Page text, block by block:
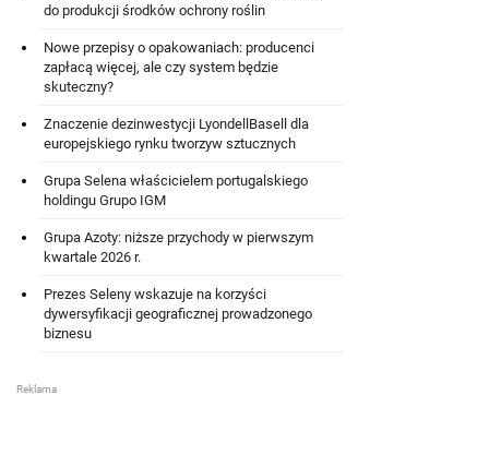
do produkcji środków ochrony roślin
Nowe przepisy o opakowaniach: producenci
zapłacą więcej, ale czy system będzie
skuteczny?
Znaczenie dezinwestycji LyondellBasell dla
europejskiego rynku tworzyw sztucznych
Grupa Selena właścicielem portugalskiego
holdingu Grupo IGM
Grupa Azoty: niższe przychody w pierwszym
kwartale 2026 r.
Prezes Seleny wskazuje na korzyści
dywersyfikacji geograficznej prowadzonego
biznesu